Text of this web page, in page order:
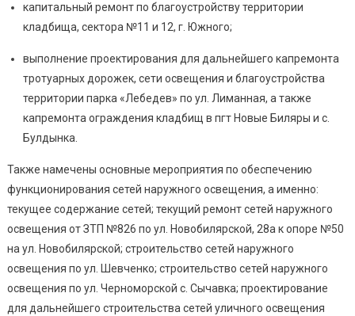
капитальный ремонт по благоустройству территории
кладбища, сектора №11 и 12, г. Южного;
выполнение проектирования для дальнейшего капремонта
тротуарных дорожек, сети освещения и благоустройства
территории парка «Лебедев» по ул. Лиманная, а также
капремонта ограждения кладбищ в пгт Новые Биляры и с.
Булдынка.
Также намечены основные мероприятия по обеспечению
функционирования сетей наружного освещения, а именно:
текущее содержание сетей; текущий ремонт сетей наружного
освещения от ЗТП №826 по ул. Новобилярской, 28а к опоре №50
на ул. Новобилярской; строительство сетей наружного
освещения по ул. Шевченко; строительство сетей наружного
освещения по ул. Черноморской с. Сычавка; проектирование
для дальнейшего строительства сетей уличного освещения